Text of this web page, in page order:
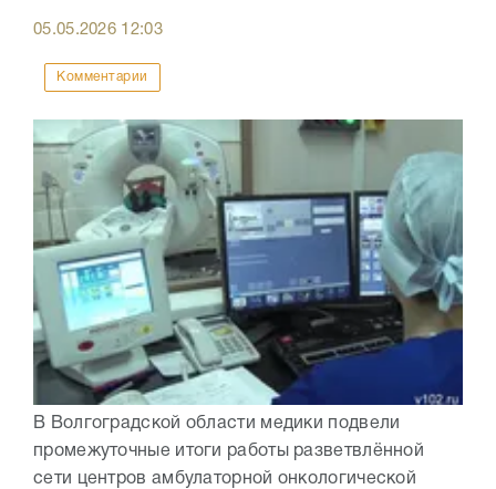
05.05.2026 12:03
Комментарии
В Волгоградской области медики подвели
промежуточные итоги работы разветвлённой
сети центров амбулаторной онкологической